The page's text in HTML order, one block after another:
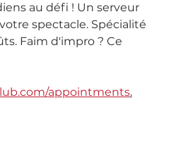
au défi ! Un serveur
spectacle. Spécialité
Faim d'impro ? Ce
appointments.